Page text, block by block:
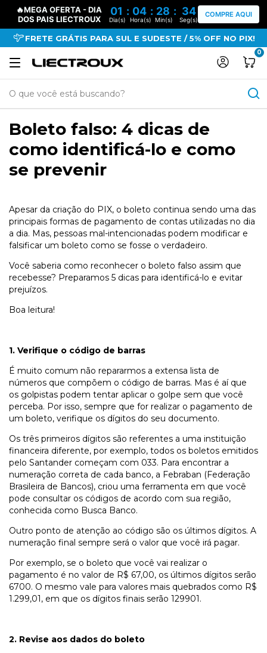
🔥MEGA OFERTA - DIA
DOS PAIS LIECTROUX
01 : 04 : 28 : 34
Dia(s) Hora(s) Min(s) Seg(s)
COMPRE AQUI
FRETE GRÁTIS PARA SUL E SUDESTE / 5% OFF NO PIX!
0
Boleto falso: 4 dicas de
como identificá-lo e como
se prevenir
Apesar da criação do PIX, o boleto continua sendo uma das
principais formas de pagamento de contas utilizadas no dia
a dia. Mas, pessoas mal-intencionadas podem modificar e
falsificar um boleto como se fosse o verdadeiro.
Você saberia como reconhecer o boleto falso assim que
recebesse? Preparamos 5 dicas para identificá-lo e evitar
prejuízos.
Boa leitura!
1. Verifique o código de barras
É muito comum não repararmos a extensa lista de
números que compõem o código de barras. Mas é aí que
os golpistas podem tentar aplicar o golpe sem que você
perceba. Por isso, sempre que for realizar o pagamento de
um boleto, verifique os dígitos do seu documento.
Os três primeiros dígitos são referentes a uma instituição
financeira diferente, por exemplo, todos os boletos emitidos
pelo Santander começam com 033. Para encontrar a
numeração correta de cada banco, a Febraban (Federação
Brasileira de Bancos), criou uma ferramenta em que você
pode consultar os códigos de acordo com sua região,
conhecida como Busca Banco.
Outro ponto de atenção ao código são os últimos dígitos. A
numeração final sempre será o valor que você irá pagar.
Por exemplo, se o boleto que você vai realizar o
pagamento é no valor de R$ 67,00, os últimos dígitos serão
6700. O mesmo vale para valores mais quebrados como R$
1.299,01, em que os dígitos finais serão 129901.
2. Revise aos dados do boleto